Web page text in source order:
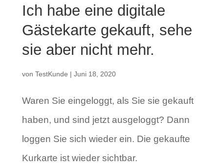
Ich habe eine digitale
Gästekarte gekauft, sehe
sie aber nicht mehr.
von TestKunde | Juni 18, 2020
Waren Sie eingeloggt, als Sie sie gekauft
haben, und sind jetzt ausgeloggt? Dann
loggen Sie sich wieder ein. Die gekaufte
Kurkarte ist wieder sichtbar.